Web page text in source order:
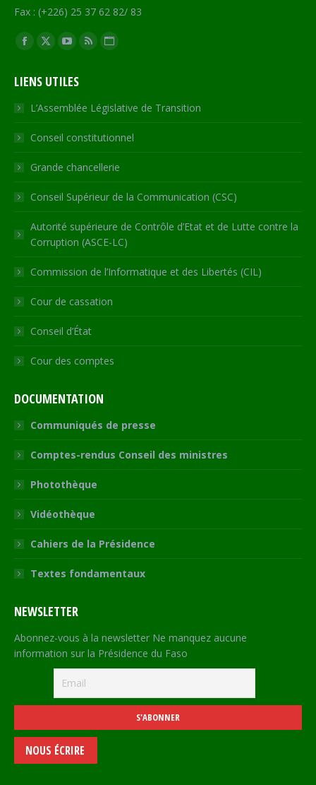
Fax : (+226) 25 37 62 82/ 83
Trouvez nous sur :
Facebook
opens
in
new
window
X
opens
in
new
window
YouTube
opens
in
new
window
RSS
in
new
window
Site
opens
in
new
LIENS UTILES
L’Assemblée Législative de Transition
Conseil constitutionnel
Grande chancellerie
Conseil Supérieur de la Communication (CSC)
Autorité supérieure de Contrôle d’Etat et de Lutte contre la
Corruption (ASCE-LC)
Commission de l’Informatique et des Libertés (CIL)
Cour de cassation
Conseil d’État
Cour des comptes
DOCUMENTATION
Communiqués de presse
Comptes-rendus Conseil des ministres
Photothèque
Vidéothèque
Cahiers de la Présidence
Textes fondamentaux
NEWSLETTER
Abonnez-vous à la newsletter Ne manquez aucune
information sur la Présidence du Faso
NOUS ÉCRIRE